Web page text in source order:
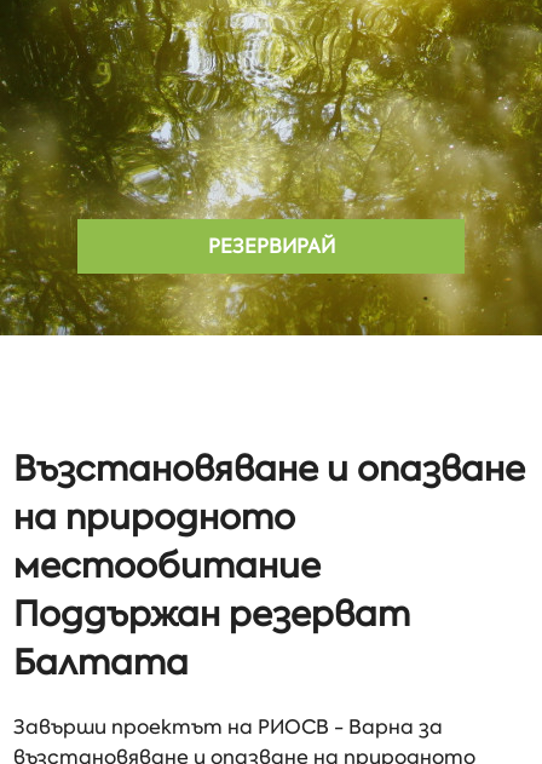
РЕЗЕРВИРАЙ
Възстановяване и опазване
на природното
местообитание
Поддържан резерват
Балтата
Завърши проектът на РИОСВ - Варна за
възстановяване и опазване на природното